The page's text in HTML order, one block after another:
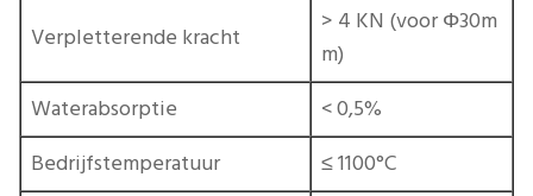
Verpletterende kracht
> 4 KN (voor Φ30m
m)
Waterabsorptie
< 0,5%
Bedrijfstemperatuur
≤ 1100°C